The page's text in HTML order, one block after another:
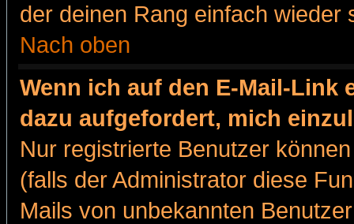
der deinen Rang einfach wieder
Nach oben
Wenn ich auf den E-Mail-Link
dazu aufgefordert, mich
Nur registrierte Benutzer
(falls der Administrator diese
Mails von unbekannten